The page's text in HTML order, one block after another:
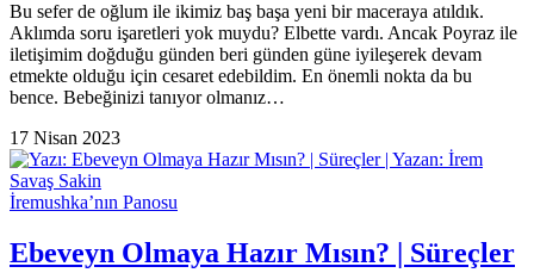
Bu sefer de oğlum ile ikimiz baş başa yeni bir maceraya atıldık.
Aklımda soru işaretleri yok muydu? Elbette vardı. Ancak Poyraz ile
iletişimim doğduğu günden beri günden güne iyileşerek devam
etmekte olduğu için cesaret edebildim. En önemli nokta da bu
bence. Bebeğinizi tanıyor olmanız…
17 Nisan 2023
İremushka’nın Panosu
Ebeveyn Olmaya Hazır Mısın? | Süreçler